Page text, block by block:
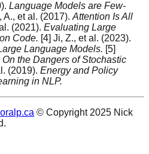
Language Models are Few-
A., et al. (2017). Attention Is All
(2021). Evaluating Large
Code. [4] Ji, Z., et al. (2023).
Language Models. [5]
On the Dangers of Stochastic
(2019). Energy and Policy
in NLP.
© Copyright 2025 Nick